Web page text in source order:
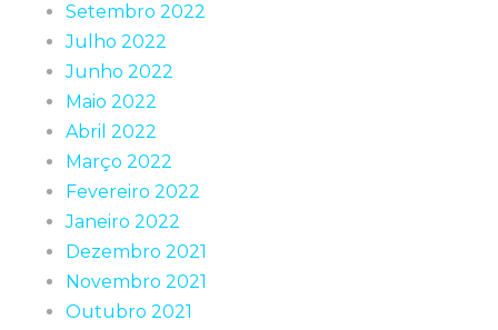
Setembro 2022
Julho 2022
Junho 2022
Maio 2022
Abril 2022
Março 2022
Fevereiro 2022
Janeiro 2022
Dezembro 2021
Novembro 2021
Outubro 2021